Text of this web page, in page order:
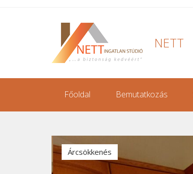
NETT
Főoldal Bemutatkozás
Árcsökkenés